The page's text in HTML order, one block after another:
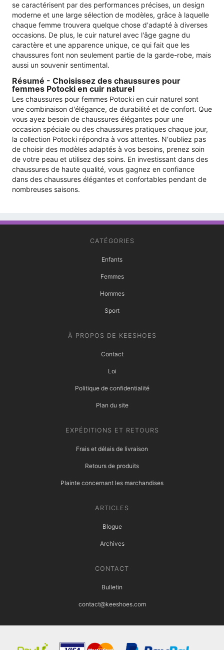
se caractérisent par des performances précises, un design
moderne et une large sélection de modèles, grâce à laquelle
chaque femme trouvera quelque chose d'adapté à diverses
occasions. De plus, le cuir naturel avec l'âge gagne du
caractère et une apparence unique, ce qui fait que les
chaussures font non seulement partie de la garde-robe, mais
aussi un souvenir sentimental.
Résumé - Choisissez des chaussures pour
femmes Potocki en cuir naturel
Les chaussures pour femmes Potocki en cuir naturel sont
une combinaison d'élégance, de durabilité et de confort. Que
vous ayez besoin de chaussures élégantes pour une
occasion spéciale ou des chaussures pratiques chaque jour,
la collection Potocki répondra à vos attentes. N'oubliez pas
de choisir des modèles adaptés à vos besoins, prenez soin
de votre peau et utilisez des soins. En investissant dans des
chaussures de haute qualité, vous gagnez en confiance
dans des chaussures élégantes et confortables pendant de
nombreuses saisons.
CATÉGORIES
Enfants
Femmes
Hommes
Sport
À PROPOS DE KEESHOES
Contact
Loi
Politique de confidentialité
Plan du site
EXPÉDITIONS ET RETOURS
Frais et délais de livraison
Retours de produits
Plainte concernant les marchandises
ARTICLES
Blogue
Archives
CONTACT
Bulletin
contact@keeshoes.com